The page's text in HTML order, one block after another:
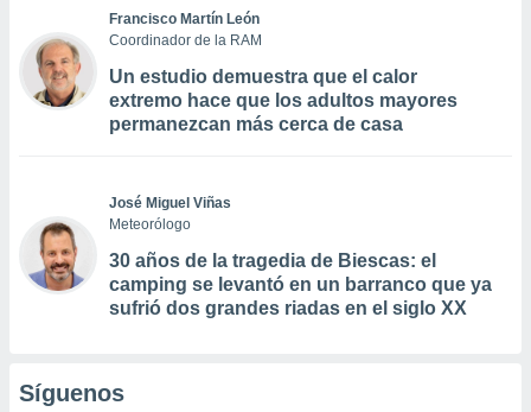
Francisco Martín León
Coordinador de la RAM
Un estudio demuestra que el calor
extremo hace que los adultos mayores
permanezcan más cerca de casa
José Miguel Viñas
Meteorólogo
30 años de la tragedia de Biescas: el
camping se levantó en un barranco que ya
sufrió dos grandes riadas en el siglo XX
Síguenos